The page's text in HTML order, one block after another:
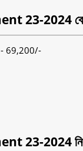
23-2024
- 69,200/-
2024